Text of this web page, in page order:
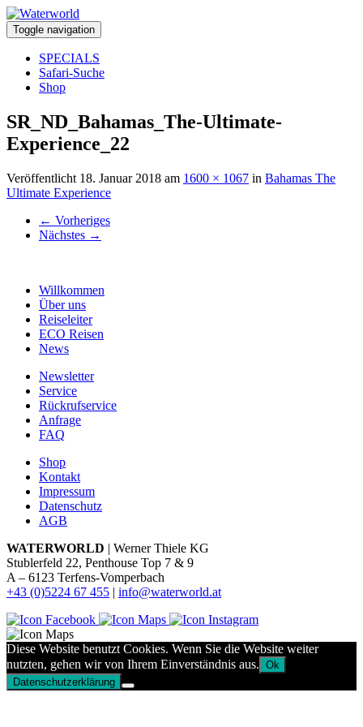
Toggle navigation
SPECIALS
Safari-Suche
Shop
SR_ND_Bahamas_The-Ultimate-
Experience_22
Veröffentlicht 18. Januar 2018 am 1600 × 1067 in Bahamas The
Ultimate Experience
← Vorheriges
Nächstes →
Willkommen
Über uns
Reiseleiter
ECO Reisen
News
Newsletter
Service
Rückrufservice
Anfrage
FAQ
Shop
Kontakt
Impressum
Datenschutz
AGB
WATERWORLD | Werner Thiele KG
Stublerfeld 22, Penthouse Top 7 & 9
A – 6123 Terfens-Vomperbach
+43 (0)5224 67 455 | info@waterworld.at
Diese Website benutzt Cookies. Wenn Sie die Website weiter
nutzten, gehen wir von Ihrem Einverständnis aus. Ok
Datenschutzerklärung